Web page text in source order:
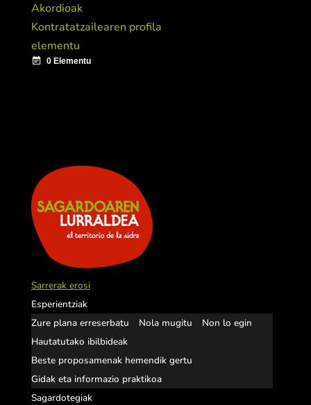
Akordioak
Kontratatzailearen profila
elementu
Sarrerak erosi
Esperientziak
Zure plana erreserbatu
Nola mugitu
Non lo egin
Hautatutako ibilbideak
Beste proposamenak hemendik gertu
Gidak eta informazio praktikoa
Sagardotegiak